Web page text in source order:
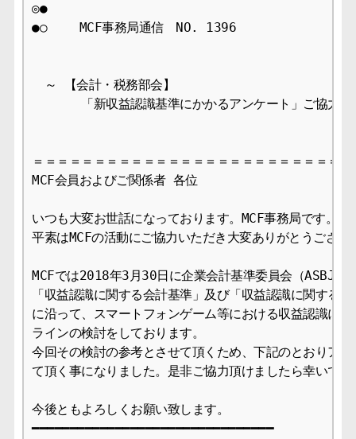
◎●
●○　　 MCF事務局通信　NO. 1396 　  　　　　　　
～ 【会計・税務部会】
「新収益認識基準にかかるアンケート」ご協力の
＝＝＝＝＝＝＝＝＝＝＝＝＝＝＝＝＝＝＝＝＝＝＝＝＝
MCF会員およびご関係者 各位
いつも大変お世話になっております。MCF事務局です。
平素はMCFの活動にご協力いただき大変ありがとうござい
MCFでは2018年3月30日に企業会計基準委員会（ASBJ）
「収益認識に関する会計基準」及び「収益認識に関する
に沿って、スマートフォンゲーム等における収益認識に
ラインの検討をしております。
今回その検討の参考とさせて頂くため、下記のとおりア
て頂く事になりました。是非ご協力頂けましたら幸いです
今後ともよろしくお願い致します。
━━━━━━━━━━━━━━━━━━━━━━━━━━━━━━━━